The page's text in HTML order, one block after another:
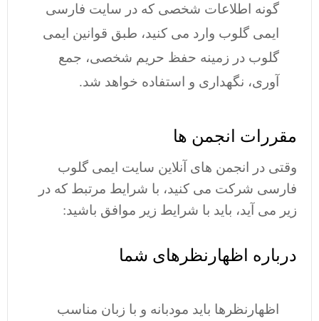
گونه اطلاعات شخصی که در سایت فارسی
ایمی گلوب وارد می کنید، طبق قوانین ایمی
گلوب در زمینه حفظ حریم شخصی، جمع
آوری، نگهداری و استفاده خواهد شد.
مقررات انجمن ها
وقتی در انجمن های آنلاین سایت ایمی گلوب
فارسی شرکت می کنید، با شرایط مرتبط که در
زیر می آید، باید با شرایط زیر موافق باشید:
درباره اظهارنظرهای شما
اظهارنظرها باید مودبانه و با زبان مناسب